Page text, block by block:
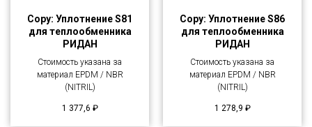
Copy: Уплотнение S81
для теплообменника
РИДАН
Стоимость указана за
материал EPDM / NBR
(NITRIL)
1 377,6 ₽
Copy: Уплотнение S86
для теплообменника
РИДАН
Стоимость указана за
материал EPDM / NBR
(NITRIL)
1 278,9 ₽